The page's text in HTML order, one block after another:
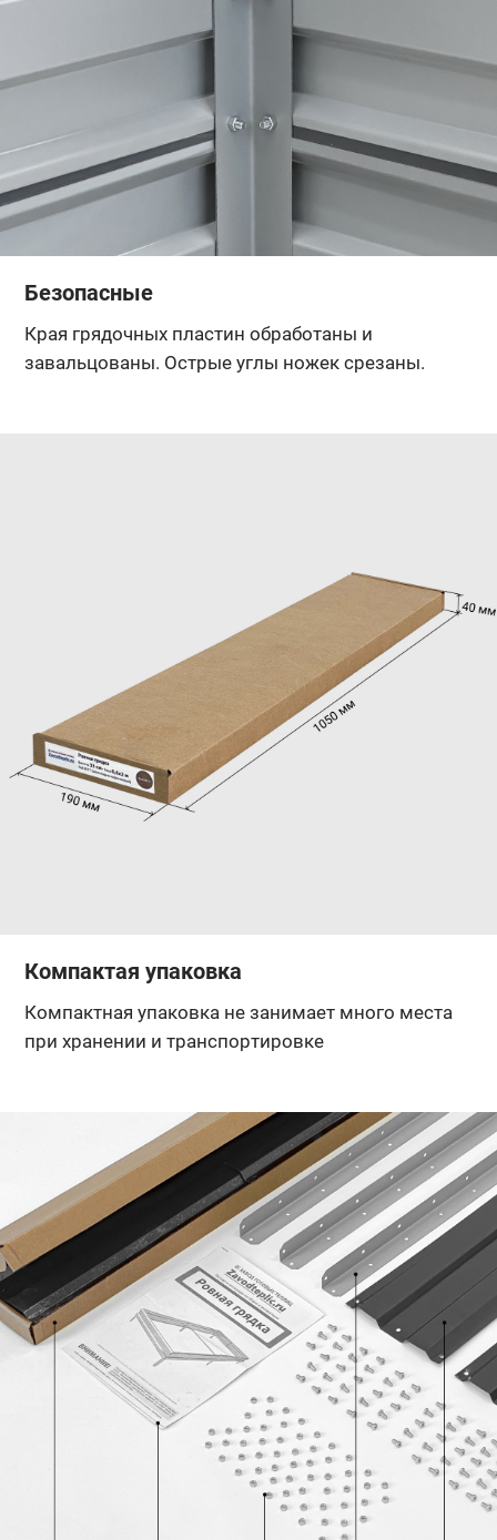
Безопасные
Края грядочных пластин обработаны и
завальцованы. Острые углы ножек срезаны.
Компактая упаковка
Компактная упаковка не занимает много места
при хранении и транспортировке